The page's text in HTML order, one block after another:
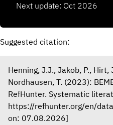
Next update: Oct 2026
Suggested citation:
Henning, J.J., Jakob, P.,
Nordhausen, T. (2023):
RefHunter. Systematic
https://refhunter.org/en/
on: 07.08.2026]